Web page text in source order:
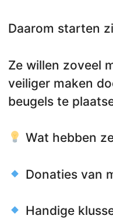
Daarom starten
Ze willen zoveel
veiliger maken
beugels te
Wat hebben
Donaties van
Handige